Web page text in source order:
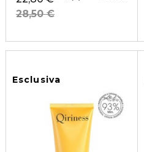
28,50 €
Esclusiva